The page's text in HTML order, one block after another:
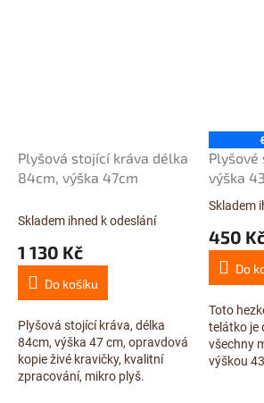
Plyšová stojící kráva délka
84cm, výška 47cm
Skladem ihned k odeslání
1 130 Kč
Do košíku
Plyšová stojící kráva, délka
84cm, výška 47 cm, opravdová
kopie živé kravičky, kvalitní
zpracování, mikro plyš.
výška
Průměrné
produktu
5,0
5
Skladem
450
Do
Toto
telátko je
všechny
výškou